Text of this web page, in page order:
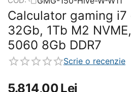
Calculator gaming i7
32Gb, 1Tb M2
5060 8Gb DDR7
Scrie o recenzie
5.814,00Lei